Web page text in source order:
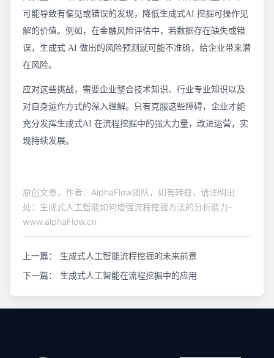
可能导致有偏见或错误的发现，降低生成式AI 挖掘可操作见
解的价值。例如，在金融风险评估中，若数据存在缺失或错
误，生成式 AI 做出的风险预测就可能不准确，给企业带来潜
在风险。
应对这些挑战，需要企业整合技术知识、行业专业知识以及
对自身运作方式的深入理解。只有克服这些障碍，企业才能
充分发挥生成式AI 在流程挖掘中的强大力量，改进运营，实
现持续发展。
原创文章，作者：AlphaFlow团队，如有转载，请注明出
处：生成式人工智能如何增强流程挖掘方法的分析能力-
www.alphaFlow.cn
上一篇：
生成式人工智能流程挖掘的未来前景
下一篇：
生成式人工智能在流程挖掘中的应用